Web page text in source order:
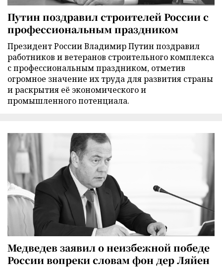
Путин поздравил строителей России с
профессиональным праздником
Президент России Владимир Путин поздравил
работников и ветеранов строительного комплекса
с профессиональным праздником, отметив
огромное значение их труда для развития страны
и раскрытия её экономического и
промышленного потенциала.
Медведев заявил о неизбежной победе
России вопреки словам фон дер Ляйен